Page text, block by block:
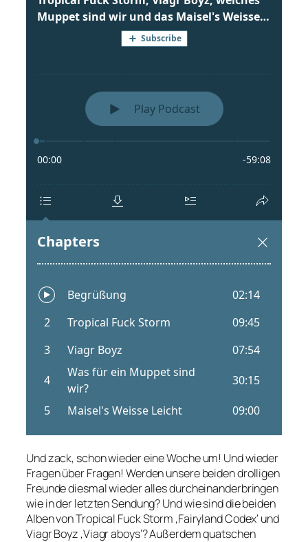
Und zack, schon wieder eine Woche um! Und wieder
Fragen über Fragen! Werden unsere beiden drolligen
Freunde diesmal wieder alles durcheinanderbringen
wie in der letzten Sendung? Und wie sind die beiden
Alben von Tropical Fuck Storm ‚Fairyland Codex‘ und
Viagr Boyz ‚Viagr aboys‘? Außerdem quatschen